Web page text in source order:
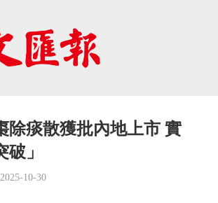
除痰散獲批內地上市 實
」
2025-10-30